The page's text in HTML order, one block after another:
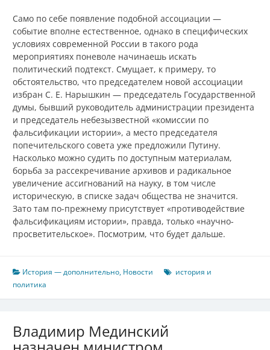
Само по себе появление подобной ассоциации —
событие вполне естественное, однако в специфических
условиях современной России в такого рода
мероприятиях поневоле начинаешь искать
политический подтекст. Смущает, к примеру, то
обстоятельство, что председателем новой ассоциации
избран С. Е. Нарышкин — председатель Государственной
думы, бывший руководитель администрации президента
и председатель небезызвестной «комиссии по
фальсификации истории», а место председателя
попечительского совета уже предложили Путину.
Насколько можно судить по доступным материалам,
борьба за рассекречивание архивов и радикальное
увеличение ассигнований на науку, в том числе
историческую, в списке задач общества не значится.
Зато там по-прежнему присутствует «противодействие
фальсификациям истории», правда, только «научно-
просветительское». Посмотрим, что будет дальше.
История — дополнительно, Новости
история и
политика
Владимир Мединский